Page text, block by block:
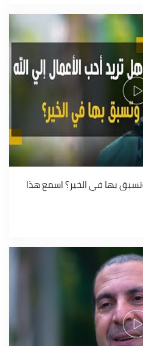
بها في الخير؟ اسمع هذا